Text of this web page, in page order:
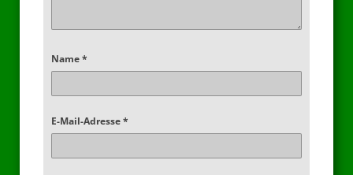
Name*
E-Mail-Adresse*